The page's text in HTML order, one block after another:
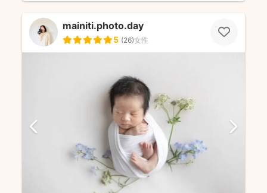
mainiti.photo.day
5 (26)女性